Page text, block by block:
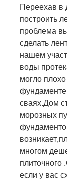
Переехав в
построить
проблема
сделать
нашем
воды
могло
сваях.Дом
морозных
многом
плиточного
если у вас